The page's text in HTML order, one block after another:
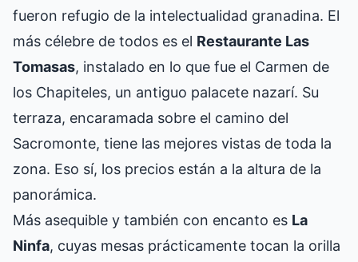
fueron refugio de la intelectualidad granadina. El
más célebre de todos es el Restaurante Las
Tomasas, instalado en lo que fue el Carmen de
los Chapiteles, un antiguo palacete nazarí. Su
terraza, encaramada sobre el camino del
Sacromonte, tiene las mejores vistas de toda la
zona. Eso sí, los precios están a la altura de la
panorámica.
Más asequible y también con encanto es La
Ninfa, cuyas mesas prácticamente tocan la orilla